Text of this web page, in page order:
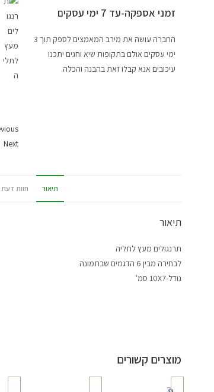
זמני אספקה-עד 7 ימי עסקים
החברה עושה את מירב המאמצים לספק תוך 3
ימי עסקים אולם בתקופות שיא וחגים יתכנו
עיכובים אנא קבלו זאת בהבנה והכלה.
Next
תיאור חוות דעת
תיאור
תרנגולים מעץ לתליה
לבחירה מבין 6 הדגמים שבתמונה
גודל-10X7 סמ'
מוצרים קשורים